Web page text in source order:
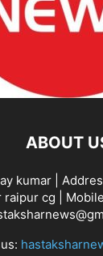
ABOUT
kumar |
raipur cg |